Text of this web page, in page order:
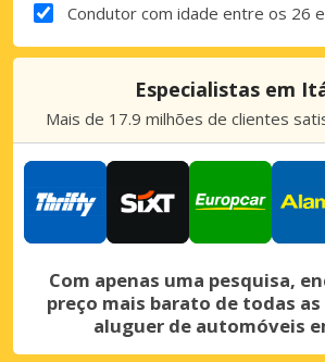
Condutor com idade entre os 26
Especialistas em
Mais de 17.9 milhões de clientes
Com apenas uma pesquisa,
preço mais barato de todas
aluguer de automóveis